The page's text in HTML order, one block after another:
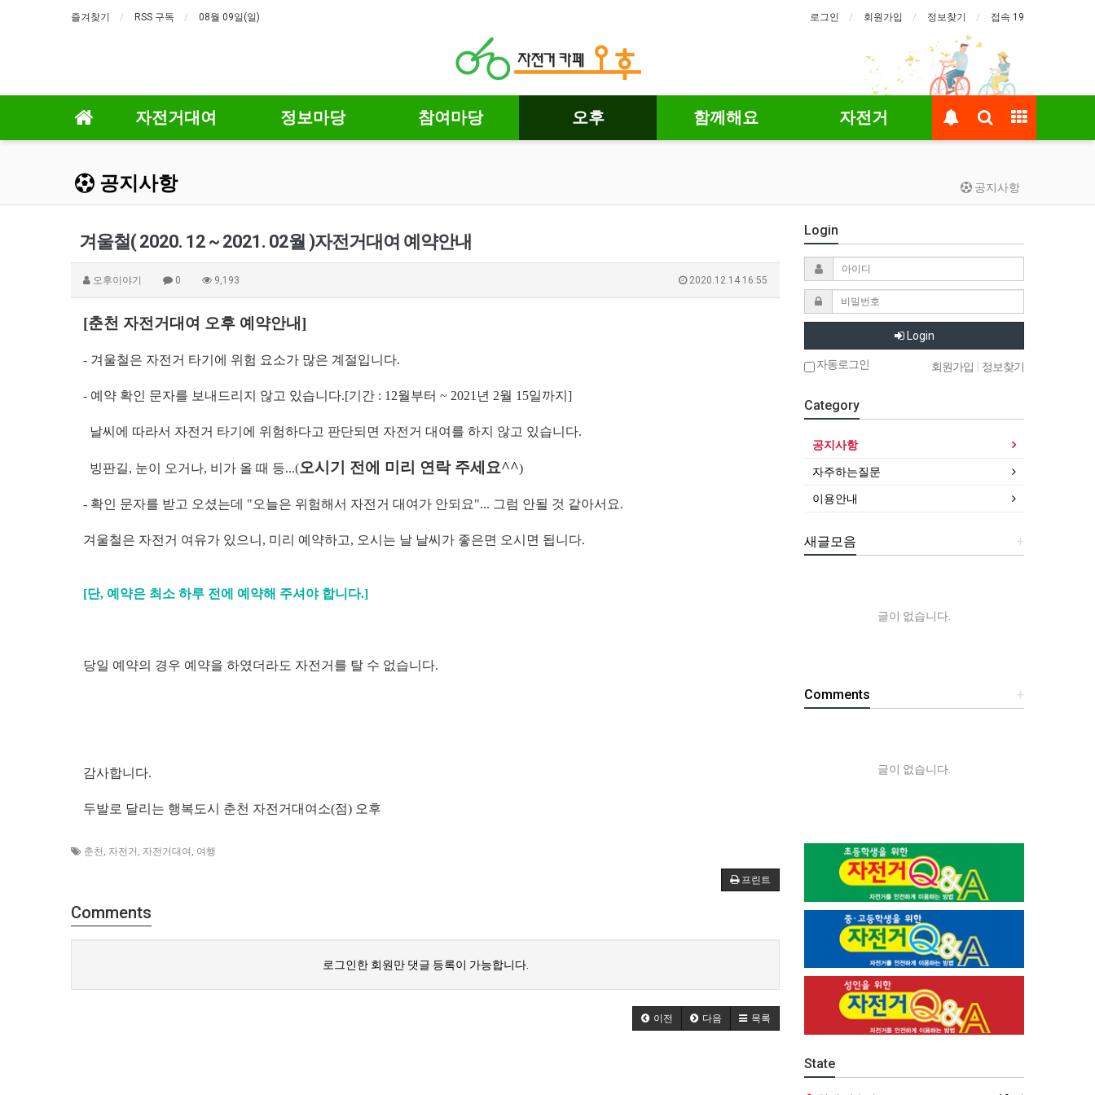
즐겨찾기 RSS 구독 08월 09일(일) 로그인 회원가입 정보찾기 접속 19
자전거대여 정보마당 참여마당 오후 함께해요 자전거
공지사항 공지사항
겨울철( 2020. 12 ~ 2021. 02월 )자전거대여 예약안내
오후이야기 0 9,193 2020.12.14 16:55
[춘천 자전거대여 오후 예약안내]
- 겨울철은 자전거 타기에 위험 요소가 많은 계절입니다.
- 예약 확인 문자를 보내드리지 않고 있습니다.[기간 : 12월부터 ~ 2021년 2월 15일까지]
날씨에 따라서 자전거 타기에 위험하다고 판단되면 자전거 대여를 하지 않고 있습니다.
빙판길, 눈이 오거나, 비가 올 때 등...(오시기 전에 미리 연락 주세요^^)
- 확인 문자를 받고 오셨는데 "오늘은 위험해서 자전거 대여가 안되요"... 그럼 안될 것 같아서요.
겨울철은 자전거 여유가 있으니, 미리 예약하고, 오시는 날 날씨가 좋은면 오시면 됩니다.
[단, 예약은 최소 하루 전에 예약해 주셔야 합니다.]
당일 예약의 경우 예약을 하였더라도 자전거를 탈 수 없습니다.
감사합니다.
두발로 달리는 행복도시 춘천 자전거대여소(점) 오후
춘천 , 자전거 , 자전거대여 , 여행
프린트
Comments
로그인한 회원만 댓글 등록이 가능합니다.
이전 다음 목록
Login
Login
자동로그인 회원가입 정보찾기
Category
공지사항
자주하는질문
이용안내
+
새글모음
글이 없습니다.
+
Comments
글이 없습니다.
State